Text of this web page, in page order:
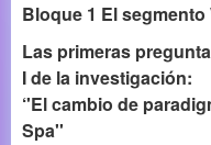
Bloque 1 El
Las primeras
I de la investigación:
‘'El cambio de
Spa''